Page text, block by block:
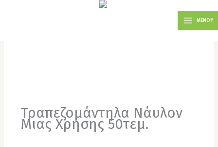
MAIN
MENUΜΕΝΟΥ
Τραπεζομάντηλα Νάυλον
Μιας Χρήσης 50τεμ.